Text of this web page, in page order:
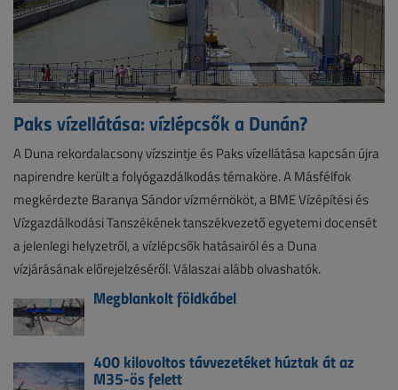
Paks vízellátása: vízlépcsők a Dunán?
A Duna rekordalacsony vízszintje és Paks vízellátása kapcsán újra
napirendre került a folyógazdálkodás témaköre. A Másfélfok
megkérdezte Baranya Sándor vízmérnököt, a BME Vízépítési és
Vízgazdálkodási Tanszékének tanszékvezető egyetemi docensét
a jelenlegi helyzetről, a vízlépcsők hatásairól és a Duna
vízjárásának előrejelzéséről. Válaszai alább olvashatók.
Megblankolt földkábel
400 kilovoltos távvezetéket húztak át az
M35-ös felett